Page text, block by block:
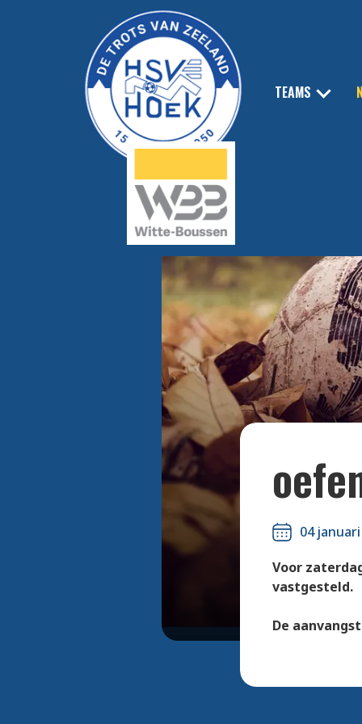
TEAMS
04
Voor
vastgesteld.
De